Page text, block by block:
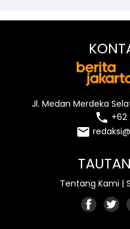
Jl. Medan Merdeka
local_phone +62
email
Tentang Kami |